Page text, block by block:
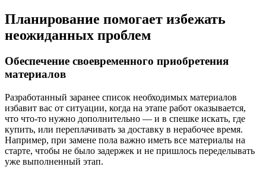
Планирование помогает избежать
неожиданных проблем
Обеспечение своевременного приобретения
материалов
Разработанный заранее список необходимых материалов
избавит вас от ситуации, когда на этапе работ оказывается,
что что-то нужно дополнительно — и в спешке искать, где
купить, или переплачивать за доставку в нерабочее время.
Например, при замене пола важно иметь все материалы на
старте, чтобы не было задержек и не пришлось переделывать
уже выполненный этап.